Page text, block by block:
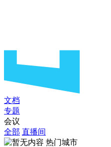
文档
专题
会议
全部 直播间
热门城市